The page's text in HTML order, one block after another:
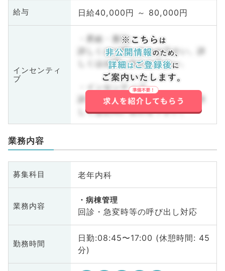
給与 日給40,000円 ～ 80,000円
インセンティ
ブ
・昇給・賞与
詳しくはお問い合わせ下さい。詳
しくはお問い合わせ下さい。
・インセンティブ
詳しくはお問い合わせ下さい。詳
しくはお問い合わせ下さい。
業務内容
募集科目 老年内科
業務内容
病棟管理
回診・急変時等の呼び出し対応
勤務時間
日勤:08:45〜17:00 (休憩時間: 45
分)